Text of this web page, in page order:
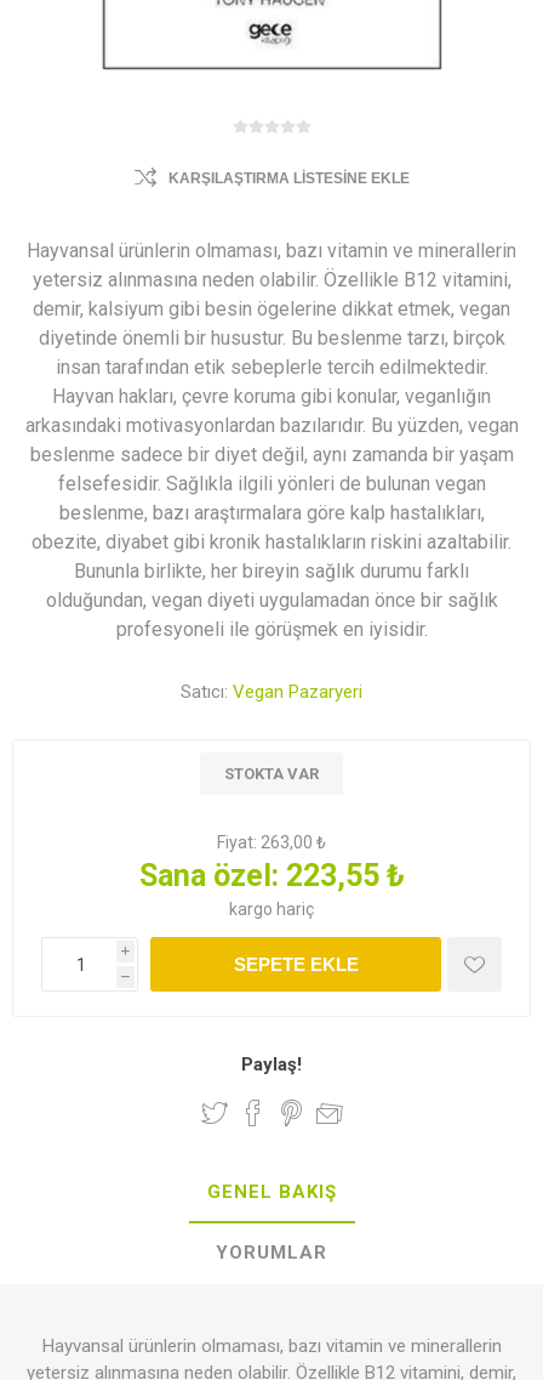
KARŞILAŞTIRMA LISTESINE EKLE
Hayvansal ürünlerin olmaması, bazı vitamin ve minerallerin
yetersiz alınmasına neden olabilir. Özellikle B12 vitamini,
demir, kalsiyum gibi besin ögelerine dikkat etmek, vegan
diyetinde önemli bir husustur. Bu beslenme tarzı, birçok
insan tarafından etik sebeplerle tercih edilmektedir.
Hayvan hakları, çevre koruma gibi konular, veganlığın
arkasındaki motivasyonlardan bazılarıdır. Bu yüzden, vegan
beslenme sadece bir diyet değil, aynı zamanda bir yaşam
felsefesidir. Sağlıkla ilgili yönleri de bulunan vegan
beslenme, bazı araştırmalara göre kalp hastalıkları,
obezite, diyabet gibi kronik hastalıkların riskini azaltabilir.
Bununla birlikte, her bireyin sağlık durumu farklı
olduğundan, vegan diyeti uygulamadan önce bir sağlık
profesyoneli ile görüşmek en iyisidir.
Satıcı: Vegan Pazaryeri
STOKTA VAR
Fiyat: 263,00 ₺
Sana özel: 223,55 ₺
kargo hariç
i
h
SEPETE EKLE
Paylaş!
GENEL BAKIŞ
YORUMLAR
Hayvansal ürünlerin olmaması, bazı vitamin ve minerallerin
yetersiz alınmasına neden olabilir. Özellikle B12 vitamini, demir,